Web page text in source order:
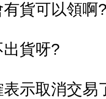
貨可以領啊
貨呀?
示取消交易